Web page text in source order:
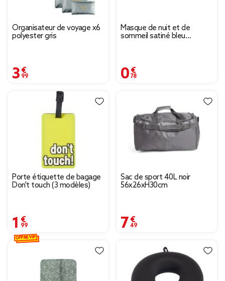
Organisateur de voyage x6
polyester gris
3,99 €
Masque de nuit et de
sommeil satiné bleu
0,78 €
Porte étiquette de bagage
Don't touch (3 modèles)
1,99 €
Sac de sport 40L noir
56x26xH30cm
7,49 €
OFFRE VIP